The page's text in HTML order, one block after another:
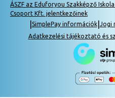
ÁSZF az Eduforyou Szakképző
Csoport Kft. jelentkezőinek
SimplePay információk| Jogi
Adatkezelési tájékoztató és